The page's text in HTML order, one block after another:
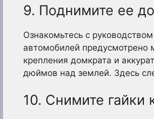
9. Поднимите ее
Ознакомьтесь с
автомобилей предусмотрено
крепления домкрата и
дюймов над землей. Здесь
10. Снимите гайки